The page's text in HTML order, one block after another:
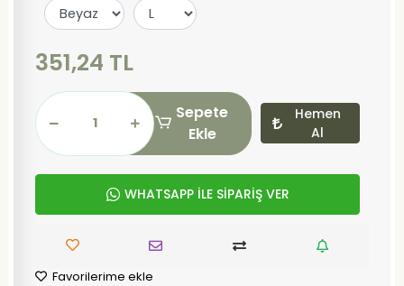
351,24 TL
Sepete
Ekle
Hemen
Al
WHATSAPP İLE SİPARİŞ VER
Favorilerime ekle